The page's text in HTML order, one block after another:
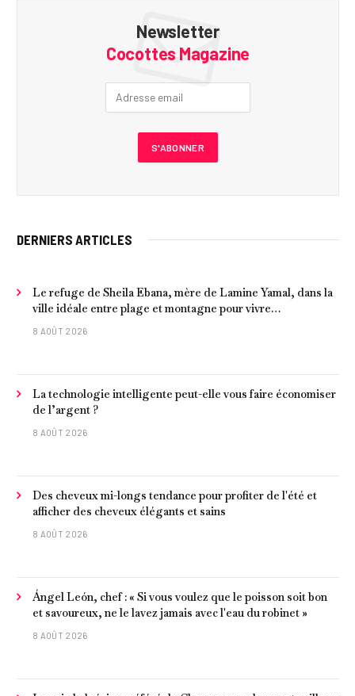
Newsletter
Cocottes Magazine
DERNIERS ARTICLES
Le refuge de Sheila Ebana, mère de Lamine Yamal, dans la
ville idéale entre plage et montagne pour vivre
tranquillement près de Barcelone
8 AOÛT 2026
La technologie intelligente peut-elle vous faire économiser
de l’argent ?
8 AOÛT 2026
Des cheveux mi-longs tendance pour profiter de l'été et
afficher des cheveux élégants et sains
8 AOÛT 2026
Ángel León, chef : « Si vous voulez que le poisson soit bon
et savoureux, ne le lavez jamais avec l'eau du robinet »
8 AOÛT 2026